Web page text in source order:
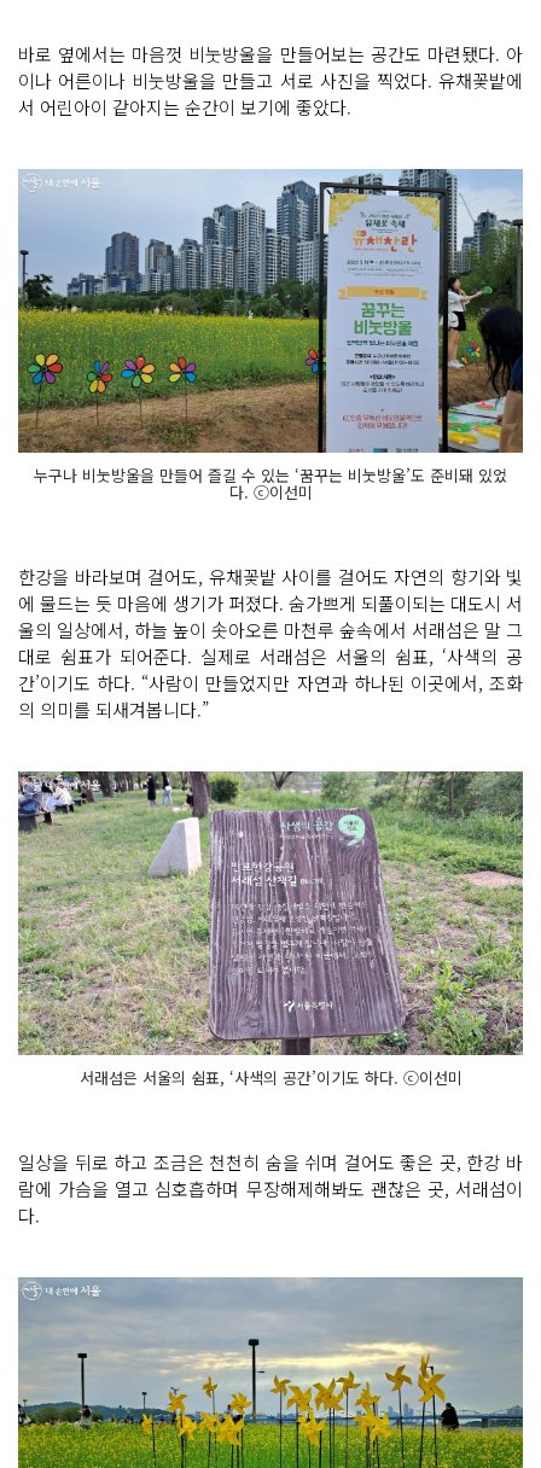
바로 옆에서는 마음껏 비눗방울을 만들어보는 공간도 마련됐다. 아
이나 어른이나 비눗방울을 만들고 서로 사진을 찍었다. 유채꽃밭에
서 어린아이 같아지는 순간이 보기에 좋았다.
누구나 비눗방울을 만들어 즐길 수 있는 ‘꿈꾸는 비눗방울’도 준비돼 있었
다. ⓒ이선미
한강을 바라보며 걸어도, 유채꽃밭 사이를 걸어도 자연의 향기와 빛
에 물드는 듯 마음에 생기가 퍼졌다. 숨가쁘게 되풀이되는 대도시 서
울의 일상에서, 하늘 높이 솟아오른 마천루 숲속에서 서래섬은 말 그
대로 쉼표가 되어준다. 실제로 서래섬은 서울의 쉼표, ‘사색의 공
간’이기도 하다. “사람이 만들었지만 자연과 하나된 이곳에서, 조화
의 의미를 되새겨봅니다.”
서래섬은 서울의 쉼표, ‘사색의 공간’이기도 하다. ⓒ이선미
일상을 뒤로 하고 조금은 천천히 숨을 쉬며 걸어도 좋은 곳, 한강 바
람에 가슴을 열고 심호흡하며 무장해제해봐도 괜찮은 곳, 서래섬이
다.